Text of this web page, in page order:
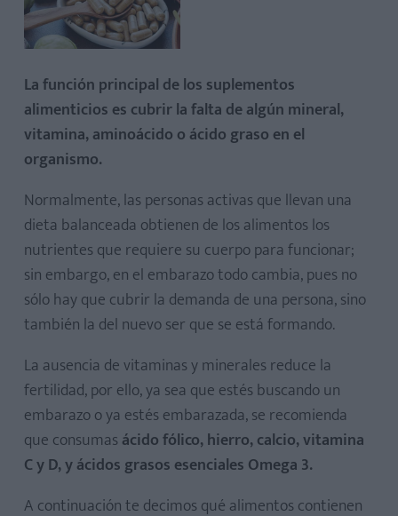
La función principal de los suplementos
alimenticios es cubrir la falta de algún mineral,
vitamina, aminoácido o ácido graso en el
organismo.
Normalmente, las personas activas que llevan una
dieta balanceada obtienen de los alimentos los
nutrientes que requiere su cuerpo para funcionar;
sin embargo, en el embarazo todo cambia, pues no
sólo hay que cubrir la demanda de una persona, sino
también la del nuevo ser que se está formando.
La ausencia de vitaminas y minerales reduce la
fertilidad, por ello, ya sea que estés buscando un
embarazo o ya estés embarazada, se recomienda
que consumas ácido fólico, hierro, calcio, vitamina
C y D, y ácidos grasos esenciales Omega 3.
A continuación te decimos qué alimentos contienen